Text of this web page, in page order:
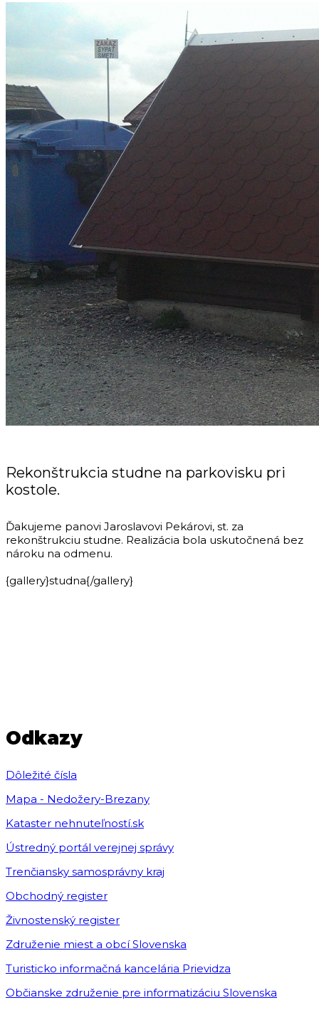
Rekonštrukcia studne na parkovisku pri
kostole.
Ďakujeme panovi Jaroslavovi Pekárovi, st. za
rekonštrukciu studne. Realizácia bola uskutočnená bez
nároku na odmenu.
{gallery}studna{/gallery}
Odkazy
Dôležité čísla
Mapa - Nedožery-Brezany
Kataster nehnuteľností.sk
Ústredný portál verejnej správy
Trenčiansky samosprávny kraj
Obchodný register
Živnostenský register
Združenie miest a obcí Slovenska
Turisticko informačná kancelária Prievidza
Občianske združenie pre informatizáciu Slovenska